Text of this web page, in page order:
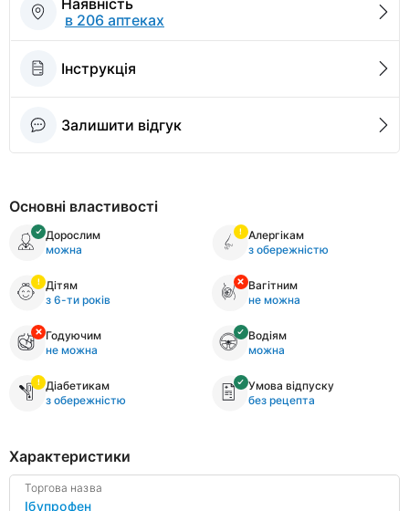
Наявність
в 206 аптеках
Інструкція
Залишити відгук
Основні властивості
Дорослим
можна
Алергікам
з обережністю
Дітям
з 6-ти років
Вагітним
не можна
Годуючим
не можна
Водіям
можна
Діабетикам
з обережністю
Умова відпуску
без рецепта
Характеристики
Торгова назва
Ібупрофен